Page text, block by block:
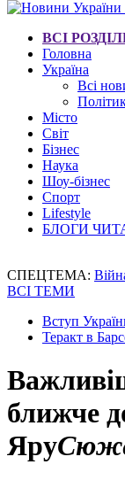
ВСІ
Головна
Україна
Всі
Місто
Світ
Бізнес
Наука
Шоу-бізнес
Спорт
Lifestyle
БЛОГИ
СПЕЦТЕМА:
ВСІ ТЕМИ
Вступ
Теракт в
ближче
Яру